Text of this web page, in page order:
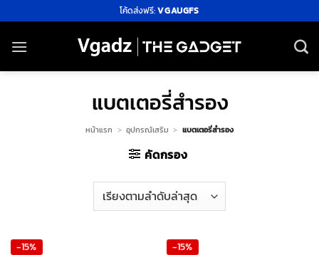
ไป
ยัง
โค้ดส่งฟรี:VGAUGFS
แบตเตอรี่สำรอง
หน้าแรก > อุปกรณ์เสริม > แบตเตอรี่สำรอง
คัดกรอง
-15% -15%